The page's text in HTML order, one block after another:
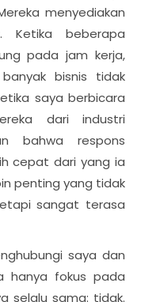
menyediakan
Ketika beberapa
pada jam kerja,
bisnis tidak
saya berbicara
dari industri
bahwa respons
cepat dari yang ia
penting yang tidak
sangat terasa
saya dan
hanya fokus pada
selalu sama: tidak.